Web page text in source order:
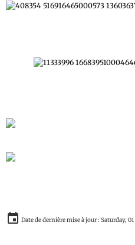
Date de dernière mise à jour : Saturday,